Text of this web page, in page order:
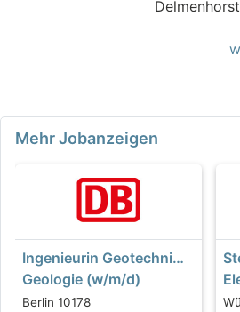
Delmenhorst
Mehr Jobanzeigen
Ingenieurin Geotechnik /
Geologie (w/m/d)
Berlin 10178